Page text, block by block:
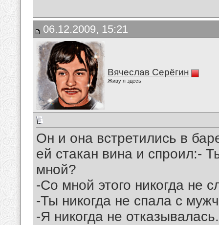
06.12.2009, 15:21
Вячеслав Серёгин
Живу я здесь
Он и она встретились в
ей стакан вина и спроил:-
мной?
-Со мной этого никогда не
-Ты никогда не спала с
-Я никогда не отказывалась.